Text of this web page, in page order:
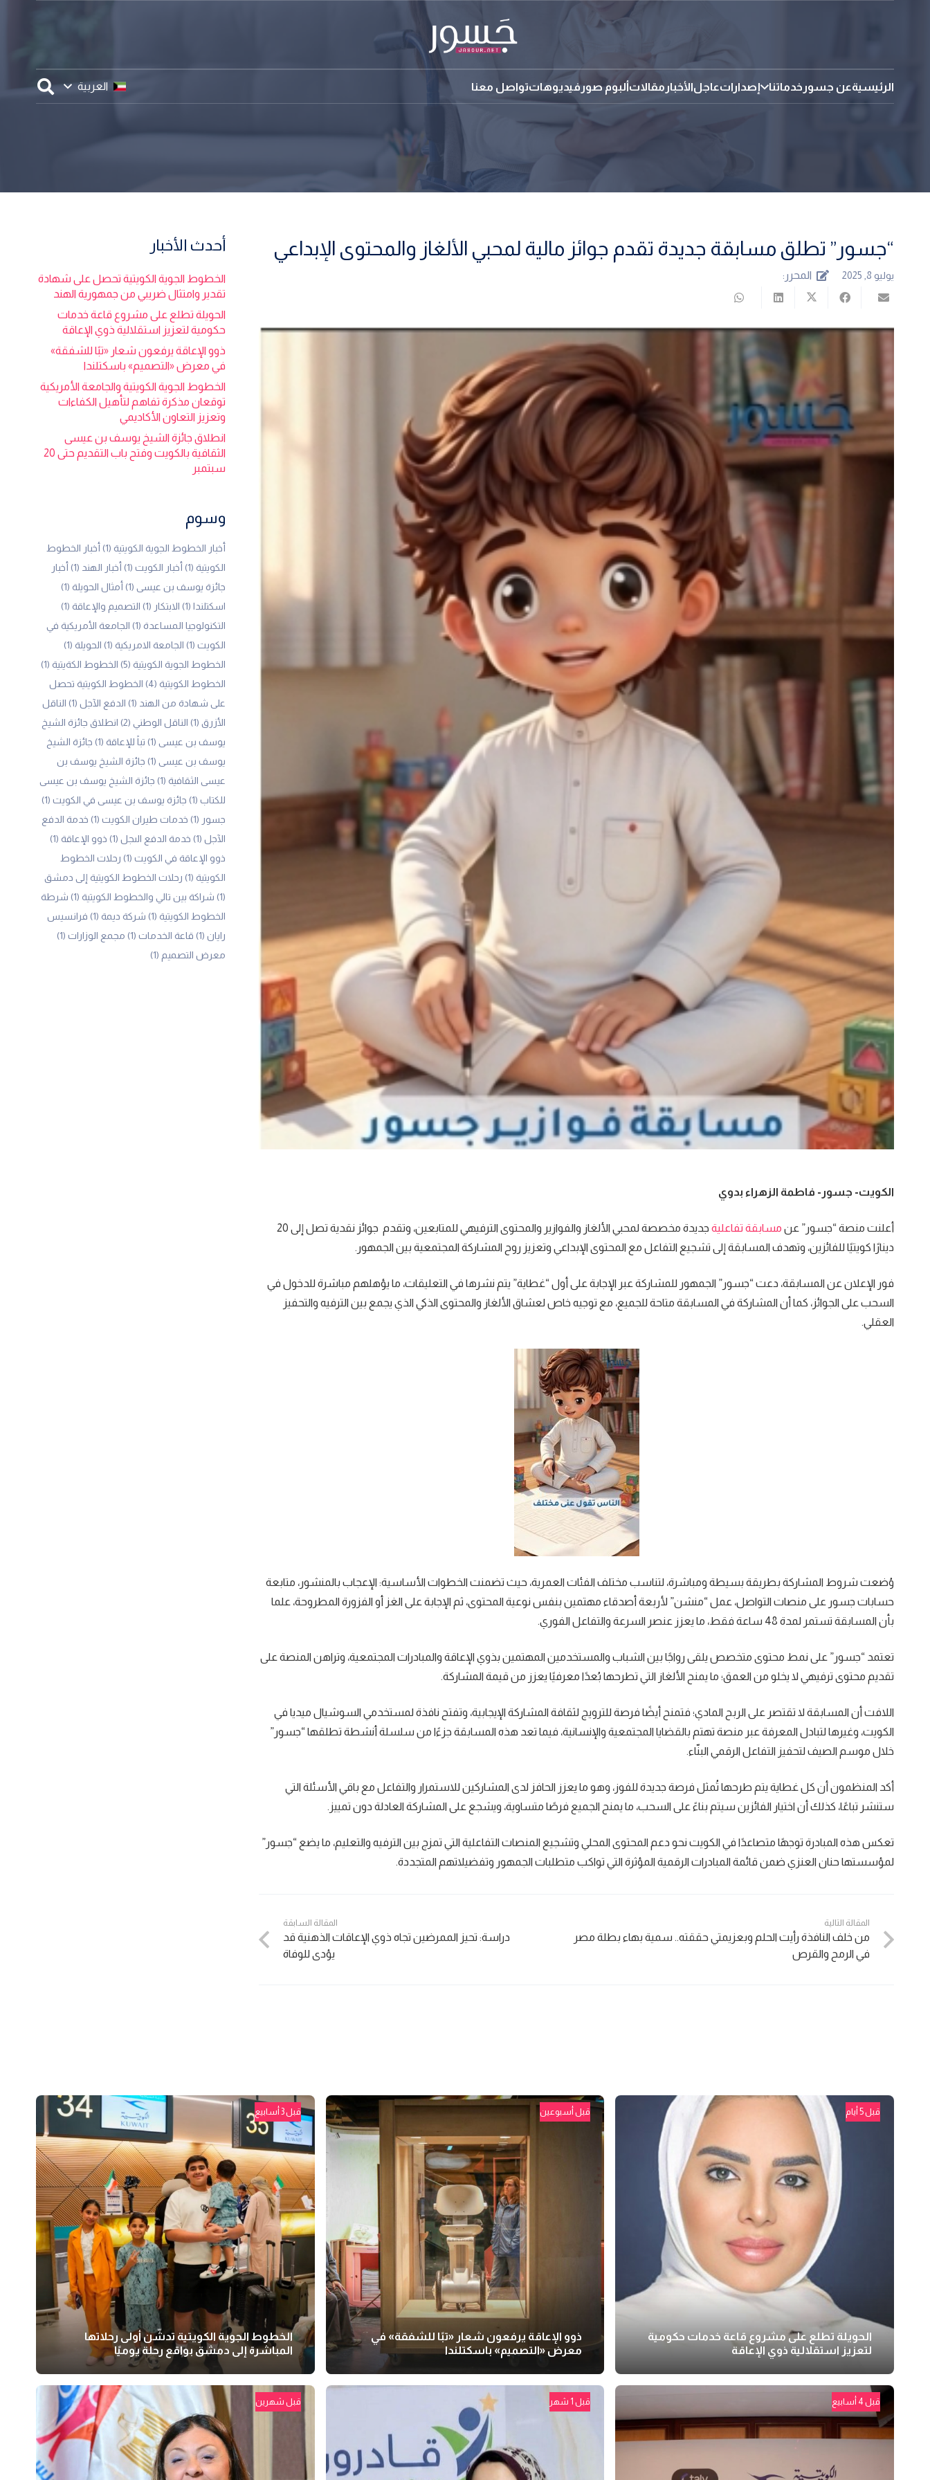
الرئيسيةعن جسور خدماتنا إصداراتعاجلالأخبار مقالاتألبوم صورفيديوهاتتواصل معنا العربية
“جسور” تطلق مسابقة جديدة تقدم جوائز مالية لمحبي الألغاز والمحتوى الإبداعي
يوليو 8, 2025 المحرر:
الكويت- جسور- فاطمة الزهراء بدوي
أعلنت منصة “جسور” عن مسابقة تفاعلية
جديدة مخصصة لمحبي الألغاز والفوازير والمحتوى الترفيهي للمتابعين، وتقدم جوائز نقدية تصل إلى 20
دينارًا كويتيًا للفائزين، وتهدف المسابقة إلى تشجيع التفاعل مع المحتوى الإبداعي وتعزيز روح المشاركة المجتمعية بين الجمهور.
فور الإعلان عن المسابقة، دعت “جسور” الجمهور للمشاركة عبر الإجابة على أول “غطاية” يتم نشرها في التعليقات، ما يؤهلهم مباشرة للدخول في
السحب على الجوائز، كما أن المشاركة في المسابقة متاحة للجميع، مع توجيه خاص لعشاق الألغاز والمحتوى الذكي الذي يجمع بين الترفيه والتحفيز
العقلي.
وُضعت شروط المشاركة بطريقة بسيطة ومباشرة، لتناسب مختلف الفئات العمرية، حيث تضمنت الخطوات الأساسية: الإعجاب بالمنشور، متابعة
حسابات جسور على منصات التواصل، عمل “منشن” لأربعة أصدقاء مهتمين بنفس نوعية المحتوى، ثم الإجابة على الغز أو الفزورة المطروحة، علما
بأن المسابقة تستمر لمدة 48 ساعة فقط، ما يعزز عنصر السرعة والتفاعل الفوري.
تعتمد “جسور” على نمط محتوى متخصص يلقى رواجًا بين الشباب والمستخدمين المهتمين بذوي الإعاقة والمبادرات المجتمعية، وتراهن المنصة على
تقديم محتوى ترفيهي لا يخلو من العمق؛ ما يمنح الألغاز التي تطرحها بُعدًا معرفيًا يعزز من قيمة المشاركة.
اللافت أن المسابقة لا تقتصر على الربح المادي؛ فتمنح أيضًا فرصة للترويج لثقافة المشاركة الإيجابية، وتفتح نافذة لمستخدمي السوشيال ميديا في
الكويت، وغيرها لتبادل المعرفة عبر منصة تهتم بالقضايا المجتمعية والإنسانية، فيما تعد هذه المسابقة جزءًا من سلسلة أنشطة تطلقها “جسور”
خلال موسم الصيف لتحفيز التفاعل الرقمي البنّاء.
أكد المنظمون أن كل غطاية يتم طرحها تُمثل فرصة جديدة للفوز، وهو ما يعزز الحافز لدى المشاركين للاستمرار والتفاعل مع باقي الأسئلة التي
ستنشر تباعًا، كذلك أن اختيار الفائزين سيتم بناءً على السحب، ما يمنح الجميع فرصًا متساوية، ويشجع على المشاركة العادلة دون تمييز.
تعكس هذه المبادرة توجهًا متصاعدًا في الكويت نحو دعم المحتوى المحلي وتشجيع المنصات التفاعلية التي تمزج بين الترفيه والتعليم، ما يضع “جسور”
لمؤسستها حنان العنزي ضمن قائمة المبادرات الرقمية المؤثرة التي تواكب متطلبات الجمهور وتفضيلاتهم المتجددة.
المقالة السابقة
دراسة: تحيز الممرضين تجاه ذوي الإعاقات الذهنية قد
يؤدى للوفاة
المقالة التالية
من خلف النافذة رأيت الحلم وبعزيمتي حققته.. سمية بهاء بطلة مصر
في الرمح والقرص
أحدث الأخبار
الخطوط الجوية الكويتية تحصل على شهادة
تقدير وامتثال ضريبي من جمهورية الهند
الحويلة تطلع على مشروع قاعة خدمات
حكومية لتعزيز استقلالية ذوي الإعاقة
ذوو الإعاقة يرفعون شعار «تبًا للشفقة»
في معرض «التصميم» باسكتلندا
الخطوط الجوية الكويتية والجامعة الأمريكية
توقعان مذكرة تفاهم لتأهيل الكفاءات
وتعزيز التعاون الأكاديمي
انطلاق جائزة الشيخ يوسف بن عيسى
الثقافية بالكويت وفتح باب التقديم حتى 20
سبتمبر
وسوم
أخبار الخطوط الجوية الكويتية (1)
أخبار الخطوط
الكويتية (1) أخبار الكويت (1) أخبار الهند (1)
أخبار
جائزة يوسف بن عيسى (1) أمثال الحويلة (1)
اسكتلندا (1) الابتكار (1) التصميم والإعاقة (1)
التكنولوجيا المساعدة (1)
الجامعة الأمريكية في
الكويت (1) الجامعة الامريكية (1) الحويلة (1)
الخطوط الجوية الكويتية (5) الخطوط الكةيتية (1)
الخطوط الكويتية (4)
الخطوط الكويتية تحصل
على شهادة من الهند (1) الدفع الآجل (1)
الناقل
الأزرق (1) الناقل الوطني (2)
انطلاق جائزة الشيخ
يوسف بن عيسى (1) تباً للإعاقة (1)
جائزة الشيخ
يوسف بن عيسى (1)
جائزة الشيخ يوسف بن
عيسى الثقافية (1)
جائزة الشيخ يوسف بن عيسى
للكتاب (1) جائزة يوسف بن عيسى في الكويت (1)
جسور (1) خدمات طيران الكويت (1)
خدمة الدفع
الآجل (1) خدمة الدفع الىجل (1) ذوو الإعاقة (1)
ذوو الإعاقة في الكويت (1)
رحلات الخطوط
الكويتية (1)
رحلات الخطوط الكويتية إلى دمشق
(1)
شراكة بين تالي والخطوط الكويتية (1)
شرطة
الخطوط الكويتية (1) شركة ديمة (1)
فرانسيس
رايان (1) قاعة الخدمات (1) مجمع الوزارات (1)
معرض التصميم (1)
قبل 5 أيام
الحويلة تطلع على مشروع قاعة خدمات حكومية
لتعزيز استقلالية ذوي الإعاقة
قبل أسبوعين
ذوو الإعاقة يرفعون شعار «تبًا للشفقة» في
معرض «التصميم» باسكتلندا
قبل 3 أسابيع
الخطوط الجوية الكويتية تدشّن أولى رحلاتها
المباشرة إلى دمشق بواقع رحلة يوميًا
قبل 4 أسابيع قبل 1 شهر قبل شهرين